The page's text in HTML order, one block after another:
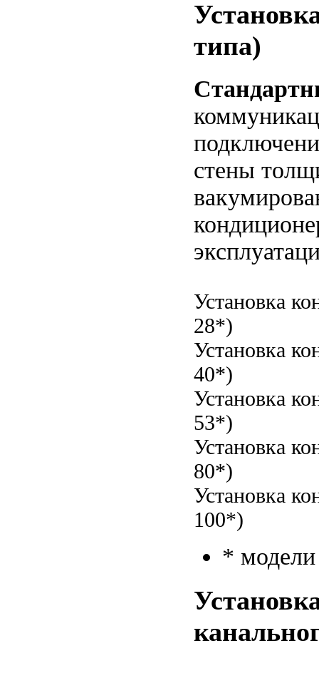
типа)
стены
Установка
28*)
Установка
40*)
Установка
53*)
Установка
80*)
Установка
100*)
*